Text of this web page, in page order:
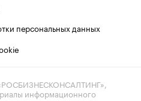
персональных данных
информационного